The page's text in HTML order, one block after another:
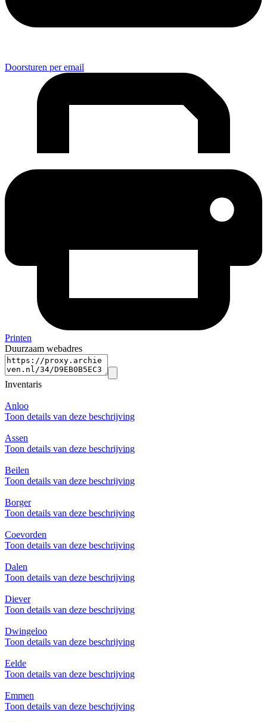
Doorsturen per email
Printen
Duurzaam webadres
Inventaris
Anloo
Toon details van deze beschrijving
Assen
Toon details van deze beschrijving
Beilen
Toon details van deze beschrijving
Borger
Toon details van deze beschrijving
Coevorden
Toon details van deze beschrijving
Dalen
Toon details van deze beschrijving
Diever
Toon details van deze beschrijving
Dwingeloo
Toon details van deze beschrijving
Eelde
Toon details van deze beschrijving
Emmen
Toon details van deze beschrijving